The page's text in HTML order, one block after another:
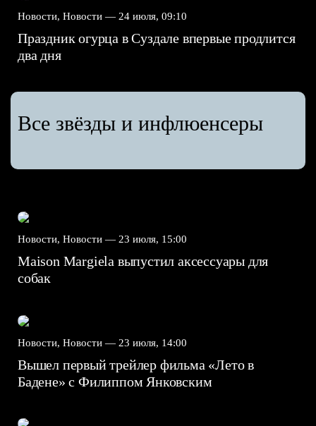
Новости, Новости — 24 июля, 09:10
Праздник огурца в Суздале впервые продлится
два дня
Все звёзды и инфлюенсеры
Новости, Новости — 23 июля, 15:00
Maison Margiela выпустил аксессуары для
собак
Новости, Новости — 23 июля, 14:00
Вышел первый трейлер фильма «Лето в
Бадене» с Филиппом Янковским